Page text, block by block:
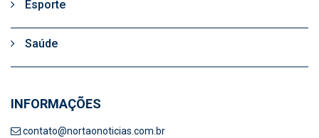
Esporte
Saúde
INFORMAÇÕES
contato@nortaonoticias.com.br